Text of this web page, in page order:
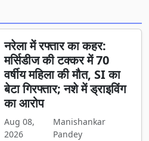
नरेला में रफ्तार का कहर:
मर्सिडीज की टक्कर में 70
वर्षीय महिला की मौत, SI का
बेटा गिरफ्तार; नशे में ड्राइविंग
का आरोप
Aug 08,
2026
Manishankar
Pandey